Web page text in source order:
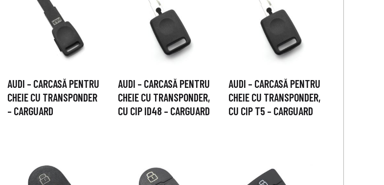
AUDI – CARCASĂ PENTRU
CHEIE CU TRANSPONDER
– CARGUARD
AUDI – CARCASĂ PENTRU
CHEIE CU TRANSPONDER,
CU CIP ID48 – CARGUARD
AUDI – CARCASĂ PENTRU
CHEIE CU TRANSPONDER,
CU CIP T5 – CARGUARD